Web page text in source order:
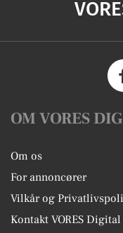
OM VORES
Om os
For annoncører
Vilkår og
Kontakt VORES Digital